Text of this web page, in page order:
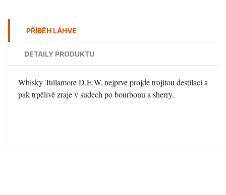
PŘÍBĚH LÁHVE
DETAILY PRODUKTU
Whisky Tullamore D.E.W. nejprve projde trojitou destilací a
pak trpělivě zraje v sudech po bourbonu a sherry.